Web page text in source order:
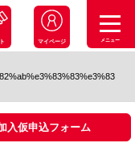
マイページ メニュー
入仮申込フォーム